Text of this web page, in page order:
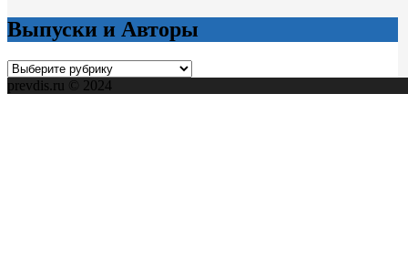
Выпуски и Авторы
Выпуски
и
prevdis.ru © 2024